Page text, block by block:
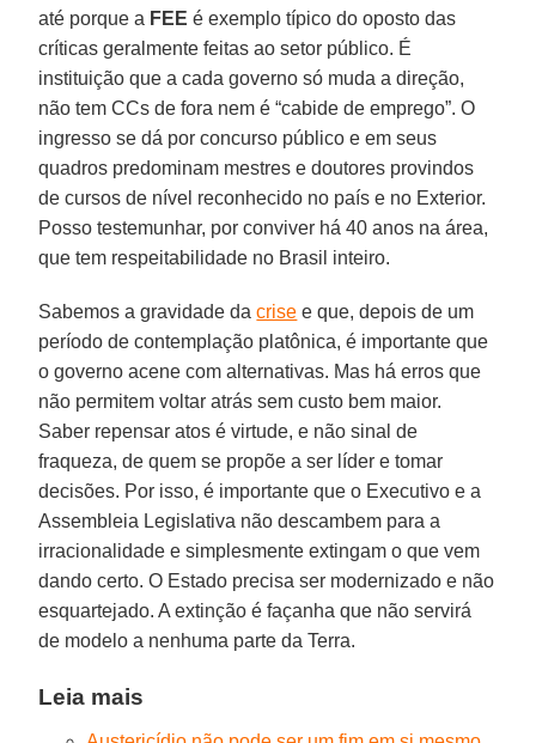
até porque a FEE é exemplo típico do oposto das
críticas geralmente feitas ao setor público. É
instituição que a cada governo só muda a direção,
não tem CCs de fora nem é “cabide de emprego”. O
ingresso se dá por concurso público e em seus
quadros predominam mestres e doutores provindos
de cursos de nível reconhecido no país e no Exterior.
Posso testemunhar, por conviver há 40 anos na área,
que tem respeitabilidade no Brasil inteiro.
Sabemos a gravidade dacrise e que, depois de um
período de contemplação platônica, é importante que
o governo acene com alternativas. Mas há erros que
não permitem voltar atrás sem custo bem maior.
Saber repensar atos é virtude, e não sinal de
fraqueza, de quem se propõe a ser líder e tomar
decisões. Por isso, é importante que o Executivo e a
Assembleia Legislativa não descambem para a
irracionalidade e simplesmente extingam o que vem
dando certo. O Estado precisa ser modernizado e não
esquartejado. A extinção é façanha que não servirá
de modelo a nenhuma parte da Terra.
Leia mais